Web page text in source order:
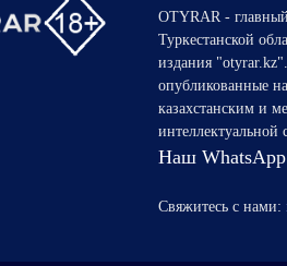
OTYRAR -
Туркестанской
издания
опубликованные
казахстанским и
интеллектуальной
Наш
Свяжитесь с нами: